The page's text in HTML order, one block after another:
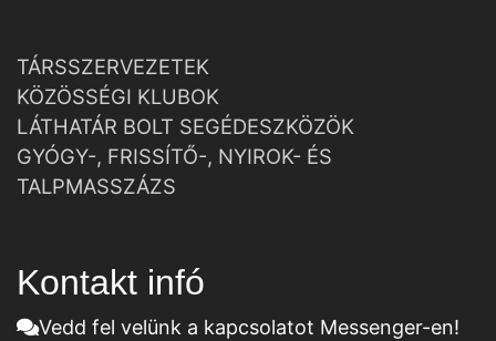
TÁRSSZERVEZETEK
KÖZÖSSÉGI KLUBOK
LÁTHATÁR BOLT SEGÉDESZKÖZÖK
GYÓGY-, FRISSÍTŐ-, NYIROK- ÉS
TALPMASSZÁZS
Kontakt infó
Vedd fel velünk a kapcsolatot Messenger-en!